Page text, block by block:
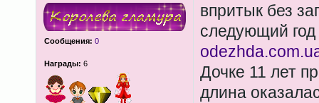
Сообщения: 0
Награды: 6
впритык без
следующий
Дочке 11 лет
длина